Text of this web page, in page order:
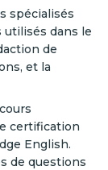
spécialisés
utilisés dans le
de
et la
certification
English.
de questions